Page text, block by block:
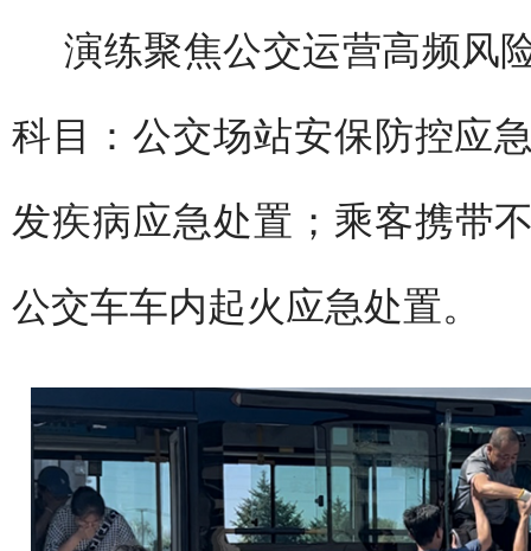
演练聚焦公交运营高频风
科目：公交场站安保防控应
发疾病应急处置；乘客携带
公交车车内起火应急处置。